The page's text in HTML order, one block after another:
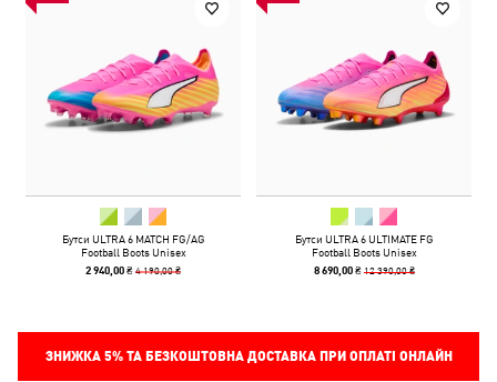
Бутси ULTRA 6 MATCH FG/AG
Football Boots Unisex
2 940,00 ₴4 190,00 ₴
Бутси ULTRA 6 ULTIMATE FG
Football Boots Unisex
8 690,00 ₴ 12 390,00 ₴
ЗНИЖКА 5%ТА БЕЗКОШТОВНА ДОСТАВКА ПРИ ОПЛАТІ ОНЛАЙН